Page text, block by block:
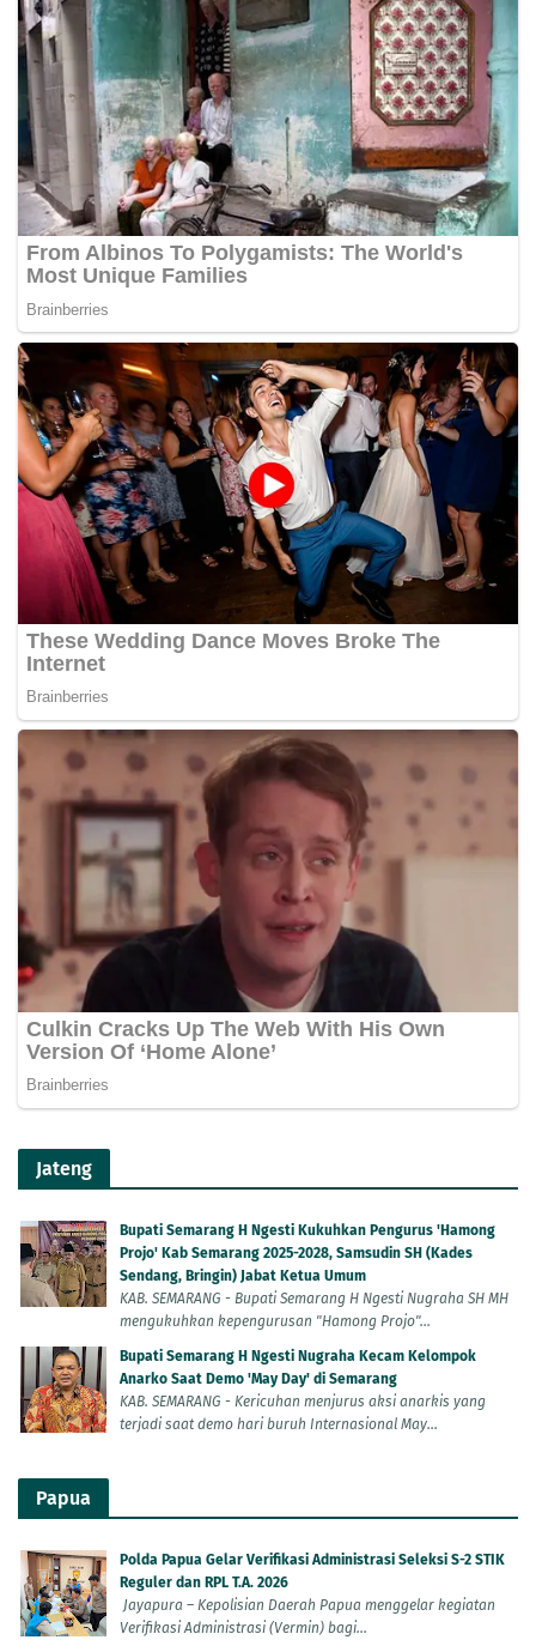
Jateng
Bupati Semarang H Ngesti Kukuhkan Pengurus 'Hamong
Projo' Kab Semarang 2025-2028, Samsudin SH (Kades
Sendang, Bringin) Jabat Ketua Umum
KAB. SEMARANG - Bupati Semarang H Ngesti Nugraha SH MH
mengukuhkan kepengurusan "Hamong Projo"...
Bupati Semarang H Ngesti Nugraha Kecam Kelompok
Anarko Saat Demo 'May Day' di Semarang
KAB. SEMARANG - Kericuhan menjurus aksi anarkis yang
terjadi saat demo hari buruh Internasional May...
Papua
Polda Papua Gelar Verifikasi Administrasi Seleksi S-2 STIK
Reguler dan RPL T.A. 2026
Jayapura – Kepolisian Daerah Papua menggelar kegiatan
Verifikasi Administrasi (Vermin) bagi...